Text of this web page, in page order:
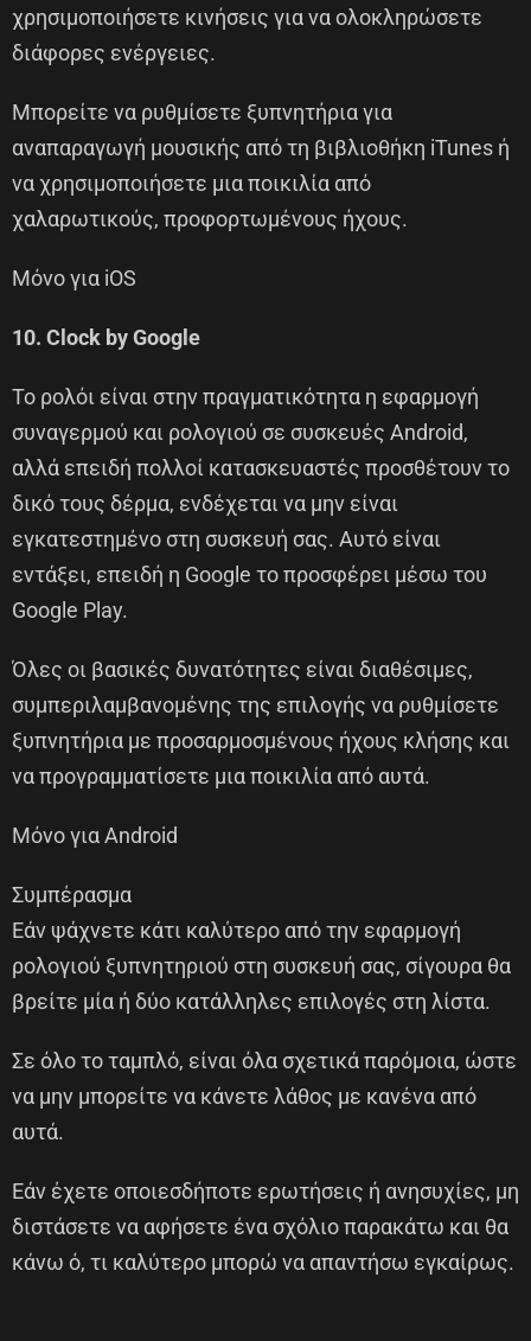
χρησιμοποιήσετε κινήσεις για να ολοκληρώσετε
διάφορες ενέργειες.
Μπορείτε να ρυθμίσετε ξυπνητήρια για
αναπαραγωγή μουσικής από τη βιβλιοθήκη iTunes ή
να χρησιμοποιήσετε μια ποικιλία από
χαλαρωτικούς, προφορτωμένους ήχους.
Μόνο για iOS
10. Clock by Google
Το ρολόι είναι στην πραγματικότητα η εφαρμογή
συναγερμού και ρολογιού σε συσκευές Android,
αλλά επειδή πολλοί κατασκευαστές προσθέτουν το
δικό τους δέρμα, ενδέχεται να μην είναι
εγκατεστημένο στη συσκευή σας. Αυτό είναι
εντάξει, επειδή η Google το προσφέρει μέσω του
Google Play.
Όλες οι βασικές δυνατότητες είναι διαθέσιμες,
συμπεριλαμβανομένης της επιλογής να ρυθμίσετε
ξυπνητήρια με προσαρμοσμένους ήχους κλήσης και
να προγραμματίσετε μια ποικιλία από αυτά.
Μόνο για Android
Συμπέρασμα
Εάν ψάχνετε κάτι καλύτερο από την εφαρμογή
ρολογιού ξυπνητηριού στη συσκευή σας, σίγουρα θα
βρείτε μία ή δύο κατάλληλες επιλογές στη λίστα.
Σε όλο το ταμπλό, είναι όλα σχετικά παρόμοια, ώστε
να μην μπορείτε να κάνετε λάθος με κανένα από
αυτά.
Εάν έχετε οποιεσδήποτε ερωτήσεις ή ανησυχίες, μη
διστάσετε να αφήσετε ένα σχόλιο παρακάτω και θα
κάνω ό, τι καλύτερο μπορώ να απαντήσω εγκαίρως.